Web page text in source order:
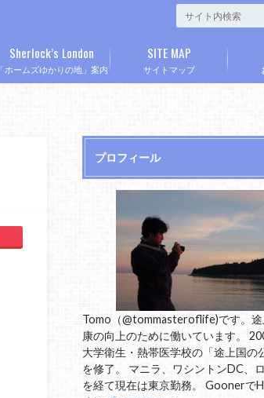
「ホームズゆかりの地」案内
Sherlock’s London
サイトマップ
SITE MAP
プロフィール
Tomo（@tommasteroflife)です。途
康の向上のために働いています。
大学衛生・熱帯医学校の「途上国の
を修了。 マニラ、ワシントンDC、
を経て現在は東京勤務。 Goonerで